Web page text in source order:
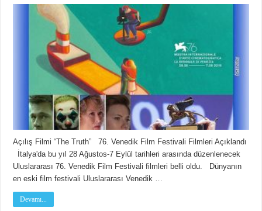
Açılış Filmi “The Truth” 76. Venedik Film Festivali Filmleri Açıklandı
İtalya'da bu yıl 28 Ağustos-7 Eylül tarihleri arasında düzenlenecek
Uluslararası 76. Venedik Film Festivali filmleri belli oldu. Dünyanın
en eski film festivali Uluslararası Venedik …
Devamı...